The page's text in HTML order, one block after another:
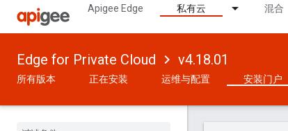
Apigee Edge 私有云 混合
Edge for Private Cloud v4.18.01
所有版本 正在安装 运维与配置 安装门户